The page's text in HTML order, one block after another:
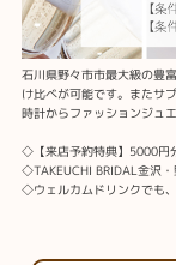
石川県野々市市最大級の豊
け比べが可能です。またサ
時計からファッションジュ
◇【来店予約特典】5000円
◇TAKEUCHI BRIDAL金沢・
◇ウェルカムドリンクでも